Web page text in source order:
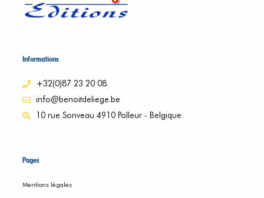
Informations
+32(0)87 23 20 08
info@benoitdeliege.be
10 rue Sonveau 4910 Polleur - Belgique
Pages
Mentions légales